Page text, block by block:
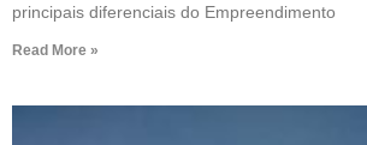
principais diferenciais do Empreendimento
Read More »